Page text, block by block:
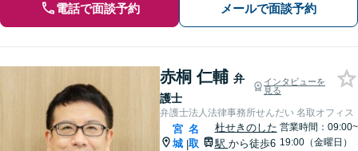
電話で面談予約 メールで面談予約
赤桐 仁輔 弁
護士
インタビューを
見る
弁護士法人法律事務所せんだい 名取オフィス
宮
城 |
名
取
杜せきのした
駅 から徒歩6
営業時間：09:00~
19:00（金曜日）